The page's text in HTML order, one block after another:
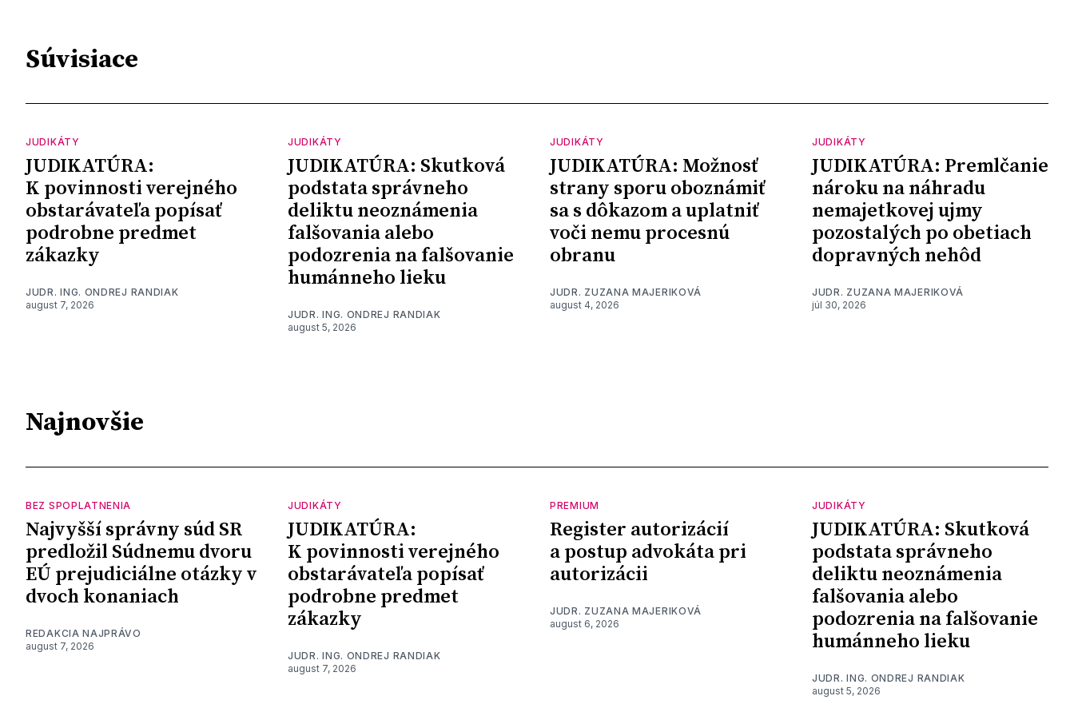
Súvisiace
JUDIKÁTY
JUDIKATÚRA:
K povinnosti verejného
obstarávateľa popísať
podrobne predmet
zákazky
JUDR. ING. ONDREJ RANDIAK
august 7, 2026
JUDIKÁTY
JUDIKATÚRA: Skutková
podstata správneho
deliktu neoznámenia
falšovania alebo
podozrenia na falšovanie
humánneho lieku
JUDR. ING. ONDREJ RANDIAK
august 5, 2026
JUDIKÁTY
JUDIKATÚRA: Možnosť
strany sporu oboznámiť
sa s dôkazom a uplatniť
voči nemu procesnú
obranu
JUDR. ZUZANA MAJERIKOVÁ
august 4, 2026
JUDIKÁTY
JUDIKATÚRA: Premlčanie
nároku na náhradu
nemajetkovej ujmy
pozostalých po obetiach
dopravných nehôd
JUDR. ZUZANA MAJERIKOVÁ
júl 30, 2026
Najnovšie
BEZ SPOPLATNENIA
Najvyšší správny súd SR
predložil Súdnemu dvoru
EÚ prejudiciálne otázky v
dvoch konaniach
REDAKCIA NAJPRÁVO
august 7, 2026
JUDIKÁTY
JUDIKATÚRA:
K povinnosti verejného
obstarávateľa popísať
podrobne predmet
zákazky
JUDR. ING. ONDREJ RANDIAK
august 7, 2026
PREMIUM
Register autorizácií
a postup advokáta pri
autorizácii
JUDR. ZUZANA MAJERIKOVÁ
august 6, 2026
JUDIKÁTY
JUDIKATÚRA: Skutková
podstata správneho
deliktu neoznámenia
falšovania alebo
podozrenia na falšovanie
humánneho lieku
JUDR. ING. ONDREJ RANDIAK
august 5, 2026